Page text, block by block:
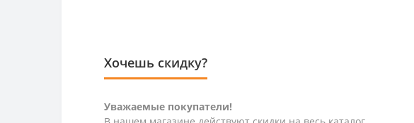
Хочешь скидку?
Уважаемые покупатели!